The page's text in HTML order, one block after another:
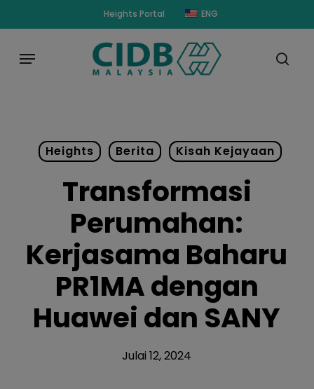
content
Heights Portal ENG
Menu
Heights Berita Kisah Kejayaan
Transformasi
Perumahan:
Kerjasama Baharu
PR1MA dengan
Huawei dan SANY
Julai 12, 2024
modal-check